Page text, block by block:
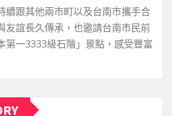
續跟其他兩市町以及台南市攜手合
友誼長久傳承，也邀請台南市民前
第一3333級石階」景點，感受豐富